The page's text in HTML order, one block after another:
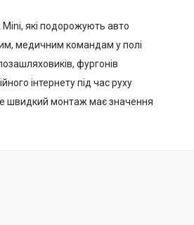
які подорожують авто
медичним командам у полі
фургонів
інтернету під час руху
швидкий монтаж має значення